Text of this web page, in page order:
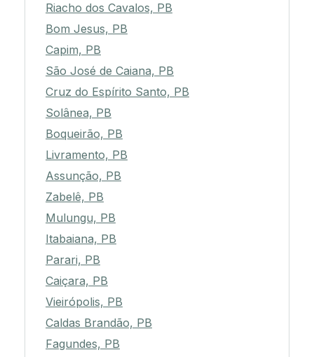
Riacho dos Cavalos, PB
Bom Jesus, PB
Capim, PB
São José de Caiana, PB
Cruz do Espírito Santo, PB
Solânea, PB
Boqueirão, PB
Livramento, PB
Assunção, PB
Zabelê, PB
Mulungu, PB
Itabaiana, PB
Parari, PB
Caiçara, PB
Vieirópolis, PB
Caldas Brandão, PB
Fagundes, PB